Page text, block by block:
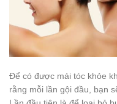
Để có được mái tóc khỏe
rằng mỗi lần gội đầu, bạn